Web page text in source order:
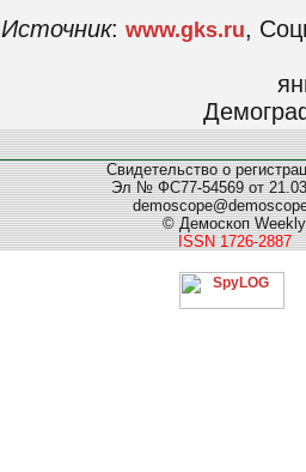
Источник: www.gks.ru,
Свидетельство о
Эл № ФС77-54569 от
© Демоскоп Weekly
ISSN 1726-2887